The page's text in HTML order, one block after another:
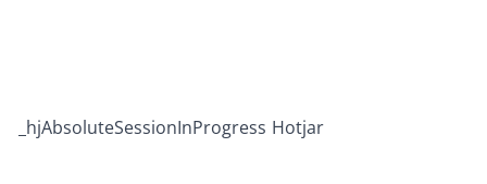
_hjAbsoluteSessionInProgress Hotjar